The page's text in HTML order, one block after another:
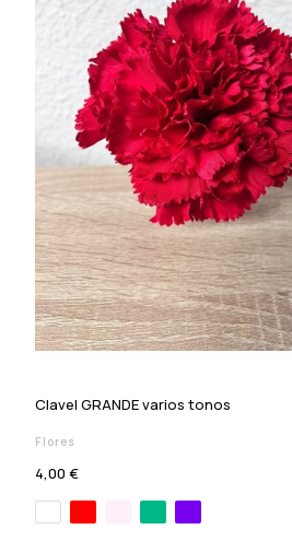
Clavel GRANDE varios tonos
Flores
4,00 €